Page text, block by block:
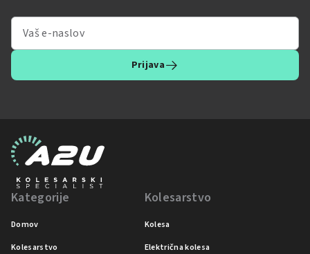
Prijava
Kategorije
Domov
Kolesarstvo
Kolesarstvo
Kolesa
Električna kolesa